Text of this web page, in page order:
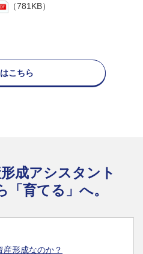
（781KB）
こちら
成アシスタント
「育てる」へ。
産形成なのか？